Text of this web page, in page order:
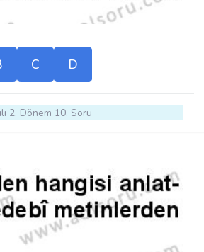
C D
2. Dönem 10. Soru